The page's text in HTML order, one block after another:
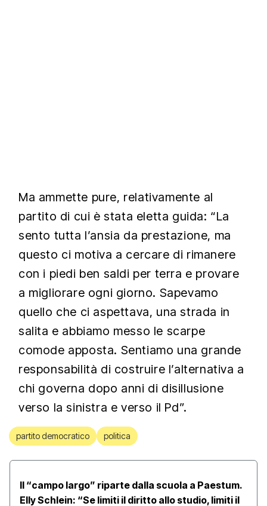
Ma ammette pure, relativamente al
partito di cui è stata eletta guida: “La
sento tutta l’ansia da prestazione, ma
questo ci motiva a cercare di rimanere
con i piedi ben saldi per terra e provare
a migliorare ogni giorno. Sapevamo
quello che ci aspettava, una strada in
salita e abbiamo messo le scarpe
comode apposta. Sentiamo una grande
responsabilità di costruire l’alternativa a
chi governa dopo anni di disillusione
verso la sinistra e verso il Pd”.
partito democratico politica
Il “campo largo” riparte dalla scuola a Paestum.
Elly Schlein: “Se limiti il diritto allo studio, limiti il